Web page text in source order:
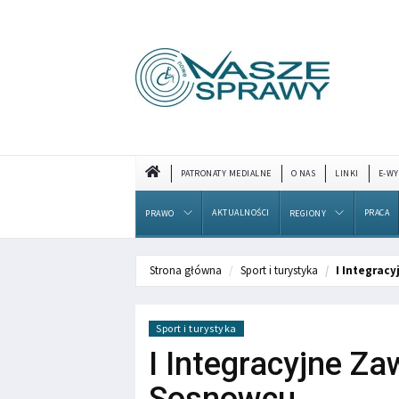
PATRONATY MEDIALNE O NAS LINKI E-
PRAWO AKTUALNOŚCI REGIONY PRACA
Strona główna Sport i turystyka I
Sport i turystyka
I Integracyjne